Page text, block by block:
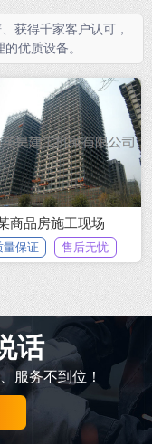
获得千家客户认可，
优质设备。
商品房施工现场
量保证 售后无忧
话
服务不到位！